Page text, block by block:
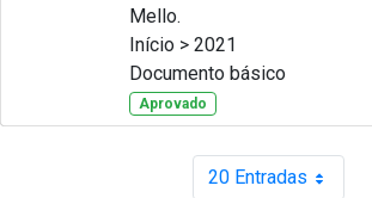
Mello.
Início > 2021
Documento básico
Aprovado
20 EntradasPor página